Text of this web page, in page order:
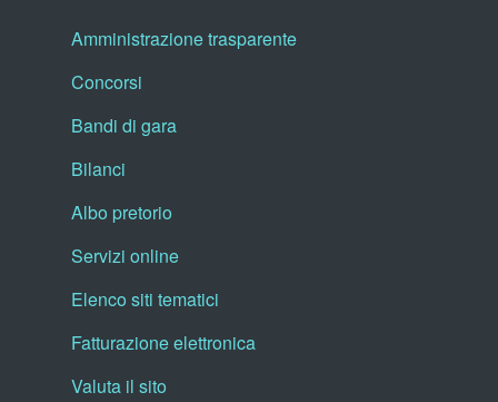
Amministrazione trasparente
Concorsi
Bandi di gara
Bilanci
Albo pretorio
Servizi online
Elenco siti tematici
Fatturazione elettronica
Valuta il sito